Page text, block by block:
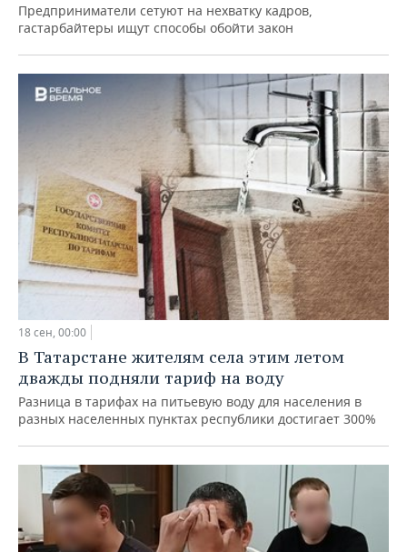
Предприниматели сетуют на нехватку кадров,
гастарбайтеры ищут способы обойти закон
18 сен, 00:00
В Татарстане жителям села этим летом
дважды подняли тариф на воду
Разница в тарифах на питьевую воду для населения в
разных населенных пунктах республики достигает 300%